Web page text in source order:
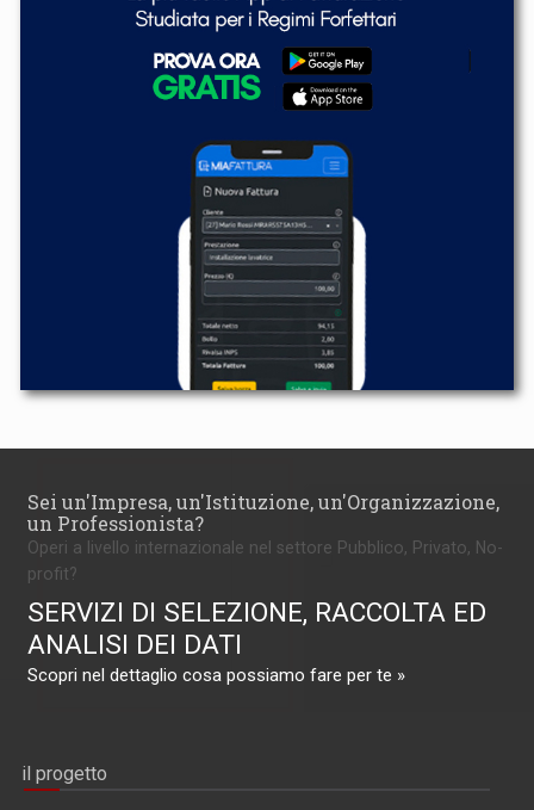
Sei un'Impresa, un'Istituzione, un'Organizzazione,
un Professionista?
Operi a livello internazionale nel settore Pubblico, Privato, No-
profit?
SERVIZI DI SELEZIONE, RACCOLTA ED
ANALISI DEI DATI
Scopri nel dettaglio cosa possiamo fare per te »
il progetto